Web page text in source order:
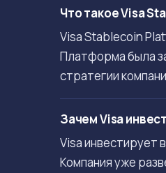
Что такое Visa
Visa Stablecoin
Платформа была
стратегии
Зачем Visa
Visa инвестирует
Компания уже